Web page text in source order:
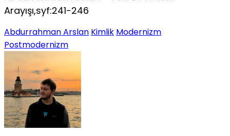
Arayışı,syf:241-246
Abdurrahman Arslan Kimlik Modernizm
Postmodernizm